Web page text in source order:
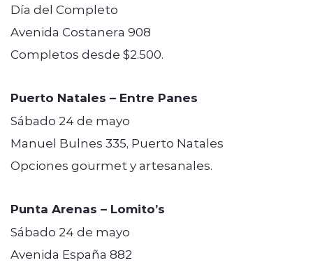
Día del Completo
Avenida Costanera 908
Completos desde $2.500.
Puerto Natales – Entre Panes
Sábado 24 de mayo
Manuel Bulnes 335, Puerto Natales
Opciones gourmet y artesanales.
Punta Arenas – Lomito’s
Sábado 24 de mayo
Avenida España 882